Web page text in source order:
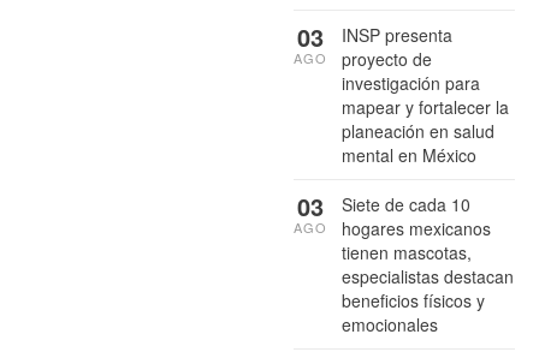
INSP presenta
proyecto de
investigación para
mapear y fortalecer la
planeación en salud
mental en México
03
AGO
Siete de cada 10
hogares mexicanos
tienen mascotas,
especialistas destacan
beneficios físicos y
emocionales
03
AGO